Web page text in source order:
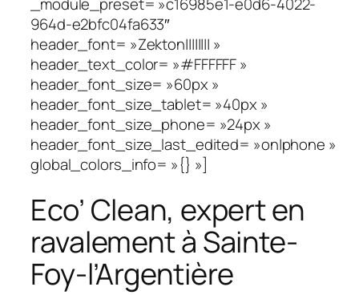
964d-e2bfc04fa633″
header_font= »Zekton|||||||| »
header_text_color= »#FFFFFF »
header_font_size= »60px »
header_font_size_tablet= »40px »
header_font_size_phone= »24px »
header_font_size_last_edited= »on|phone »
global_colors_info= »{} »]
Eco’ Clean, expert en
ravalement à Sainte-
Foy-l’Argentière